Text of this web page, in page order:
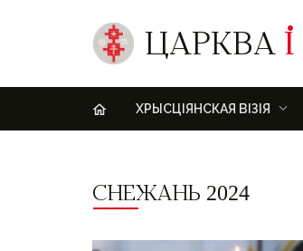
ЦАРКВА І
ХРЫСЦІЯНСКАЯ ВІЗІЯ
СНЕЖАНЬ 2024